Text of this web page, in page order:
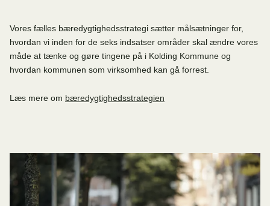
Vores fælles bæredygtighedsstrategi sætter målsætninger for,
hvordan vi inden for de seks indsatser områder skal ændre vores
måde at tænke og gøre tingene på i Kolding Kommune og
hvordan kommunen som virksomhed kan gå forrest.
Læs mere om bæredygtighedsstrategien